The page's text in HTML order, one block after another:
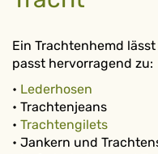
Ein Trachtenhemd
passt hervorragend zu:
• Lederhosen
• Trachtenjeans
• Trachtengilets
• Jankern und